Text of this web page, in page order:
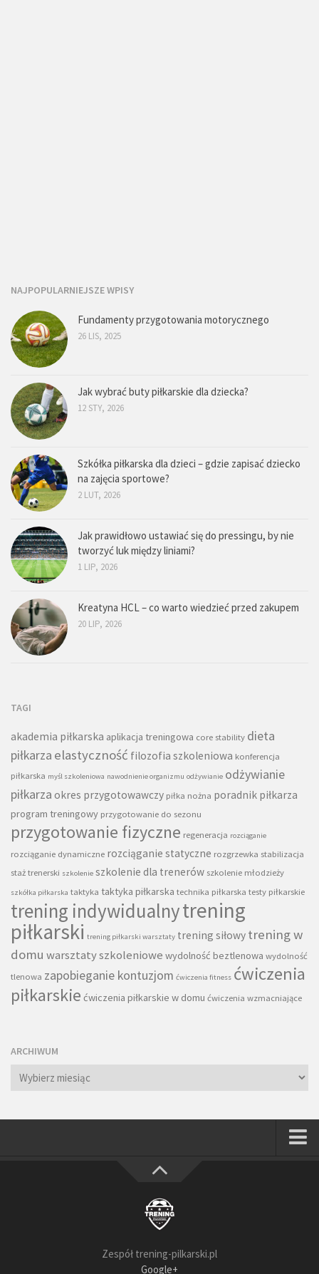
NAJPOPULARNIEJSZE WPISY
Fundamenty przygotowania motorycznego
26 LIS, 2025
Jak wybrać buty piłkarskie dla dziecka?
12 STY, 2026
Szkółka piłkarska dla dzieci – gdzie zapisać dziecko
na zajęcia sportowe?
2 LUT, 2026
Jak prawidłowo ustawiać się do pressingu, by nie
tworzyć luk między liniami?
1 LIP, 2026
Kreatyna HCL – co warto wiedzieć przed zakupem
20 LIP, 2026
TAGI
akademia piłkarska aplikacja treningowa core stability dieta
piłkarza elastyczność filozofia szkoleniowa konferencja
piłkarska myśl szkoleniowa nawodnienie organizmu odżywianie odżywianie
piłkarza okres przygotowawczy piłka nożna poradnik piłkarza
program treningowy przygotowanie do sezonu
przygotowanie fizyczne regeneracja rozciąganie
rozciąganie dynamiczne rozciąganie statyczne rozgrzewka stabilizacja
staż trenerski szkolenie szkolenie dla trenerów szkolenie młodzieży
szkółka piłkarska taktyka taktyka piłkarska technika piłkarska testy piłkarskie
trening indywidualnytrening
piłkarski trening piłkarski warsztaty trening siłowy trening w
domu warsztaty szkoleniowe wydolność beztlenowa wydolność
tlenowa zapobieganie kontuzjom ćwiczenia fitness ćwiczenia
piłkarskie ćwiczenia piłkarskie w domu ćwiczenia wzmacniające
ARCHIWUM
Archiwum
Zespół trening-pilkarski.pl
Google+